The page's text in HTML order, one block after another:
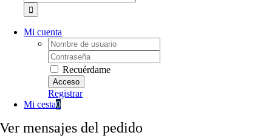
Mi cuenta
Username:
Password:
Recuérdame
Registrar
Mi cesta0
Ver mensajes del pedido